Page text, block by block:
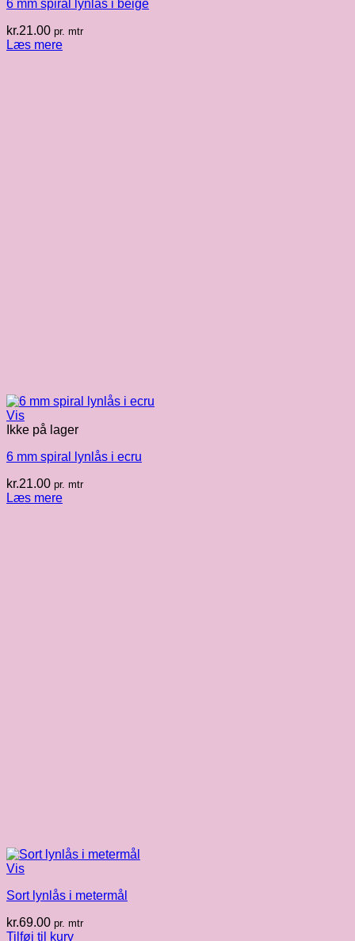
6 mm spiral lynlås i beige
kr.21.00 pr. mtr
Læs mere
Vis
Ikke på lager
6 mm spiral lynlås i ecru
kr.21.00 pr. mtr
Læs mere
Vis
Sort lynlås i metermål
kr.69.00 pr. mtr
Tilføj til kurv